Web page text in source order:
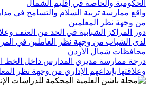
الحكومية والخاصة في إقليم الشمال
واقع ممارسة تربية السلام والتسامح في
من وجهة نظر المعلمين
دور المراكز الشبابية في الحد من العنف
لدى الشباب من وجهة نظر العاملين في
محافظات شمال الأردن
درجة ممارسة مديري المدارس داخل الخط
وعلاقتها بإبداعهم الإداري من وجهة نظر